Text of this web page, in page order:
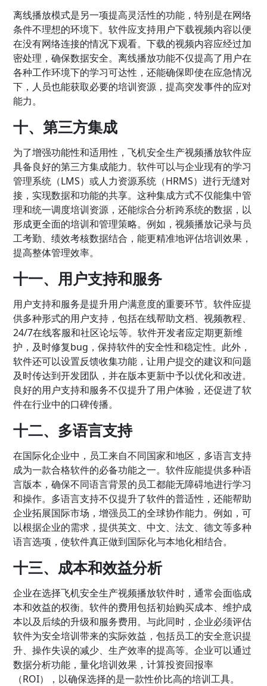
离线播放模式是另一项提高灵活性的功能，特别是在网络
条件不理想的环境下。软件应支持用户下载视频内容以便
在没有网络连接的情况下观看。下载的视频内容应经过加
密处理，确保数据安全。离线播放功能不仅提高了用户在
各种工作环境下的学习可达性，还能确保即使在应急情况
下，人员也能获取必要的培训资源，提高突发事件的应对
能力。
十、第三方集成
为了增强功能性和适用性，飞机安全生产视频播放软件应
具备良好的第三方集成能力。软件可以与企业现有的学习
管理系统（LMS）或人力资源系统（HRMS）进行无缝对
接，实现数据和功能的共享。这种集成方式不仅能集中管
理和统一调度培训资源，还能综合分析跨系统的数据，以
形成更全面的培训和管理策略。例如，视频播放记录与员
工考勤、绩效考核数据结合，能更精准地评估培训效果，
提高整体管理效率。
十一、用户支持和服务
用户支持和服务是提升用户满意度的重要环节。软件应提
供多种形式的用户支持，包括在线帮助文档、视频教程、
24/7在线客服和社区论坛等。软件开发者应定期更新维
护，及时修复bug，保持软件的安全性和稳定性。此外，
软件还可以设置反馈收集功能，让用户提交的建议和问题
及时传达到开发团队，并在版本更新中予以优化和改进。
良好的用户支持和服务不仅提升了用户体验，还促进了软
件在行业中的口碑传播。
十二、多语言支持
在国际化企业中，员工来自不同国家和地区，多语言支持
成为一款合格软件的必备功能之一。软件应能提供多种语
言版本，确保不同语言背景的员工都能无障碍地进行学习
和操作。多语言支持不仅提升了软件的普适性，还能帮助
企业拓展国际市场，增强员工的全球协作能力。例如，可
以根据企业的需求，提供英文、中文、法文、德文等多种
语言选项，使软件真正做到国际化与本地化相结合。
十三、成本和效益分析
企业在选择飞机安全生产视频播放软件时，通常会面临成
本和效益的权衡。软件的费用包括初始购买成本、维护成
本以及后续的升级和服务费用。与此同时，企业必须评估
软件为安全培训带来的实际效益，包括员工的安全意识提
升、操作失误的减少、生产效率的提高等。企业可以通过
数据分析功能，量化培训效果，计算投资回报率
（ROI），以确保选择的是一款性价比高的培训工具。